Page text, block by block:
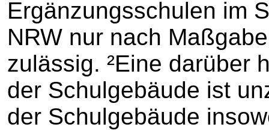
Ergänzungsschulen im
NRW nur nach
zulässig. ²Eine darüber
der Schulgebäude ist
der Schulgebäude